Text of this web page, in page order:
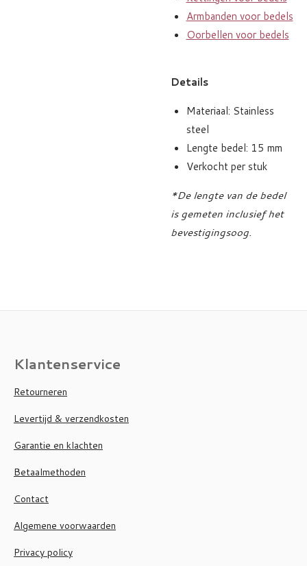
Armbanden voor bedels
Oorbellen voor bedels
Details
Materiaal: Stainless
steel
Lengte bedel: 15 mm
Verkocht per stuk
*De lengte van de bedel
is gemeten inclusief het
bevestigingsoog.
Klantenservice
Retourneren
Levertijd & verzendkosten
Garantie en klachten
Betaalmethoden
Contact
Algemene voorwaarden
Privacy policy